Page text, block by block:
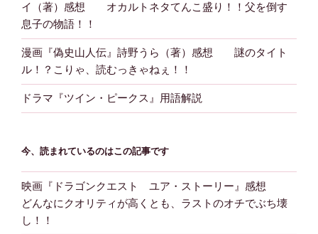
イ（著）感想 オカルトネタてんこ盛り！！父を倒す
息子の物語！！
漫画『偽史山人伝』詩野うら（著）感想 謎のタイト
ル！？こりゃ、読むっきゃねぇ！！
ドラマ『ツイン・ピークス』用語解説
今、読まれているのはこの記事です
映画『ドラゴンクエスト ユア・ストーリー』感想
どんなにクオリティが高くとも、ラストのオチでぶち壊
し！！